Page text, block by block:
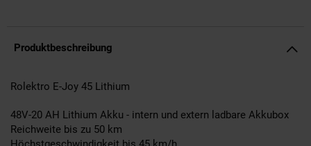
Produktbeschreibung
Rolektro E-Joy 45 Lithium
48V-20 AH Lithium Akku - intern und extern ladbare Akkubox
Reichweite bis zu 50 km